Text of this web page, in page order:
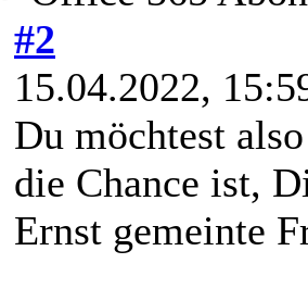
#2
15.04.2022,
Du möchtest
die Chance ist,
Ernst gemeinte